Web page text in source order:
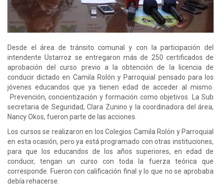
Desde el área de tránsito comunal y con la participación del
intendente Ustarroz se entregaron más de 250 certificados de
aprobación del curso previo a la obtención de la licencia de
conducir dictado en Camila Rolón y Parroquial pensado para los
jóvenes educandos que ya tienen edad de acceder al mismo.
Prevención, concientización y formación como objetivos. La Sub
secretaria de Seguridad, Clara Zunino y la coordinadora del área,
Nancy Okos, fueron parte de las acciones.
Los cursos se realizaron en los Colegios Camila Rolón y Parroquial
en esta ocasión, pero ya está programado con otras instituciones,
para que los educandos de los años superiores, en edad de
conducir, tengan un curso con toda la fuerza teórica que
corresponde. Fueron con calificación final y lo que no se aprobaba
debía rehacerse.